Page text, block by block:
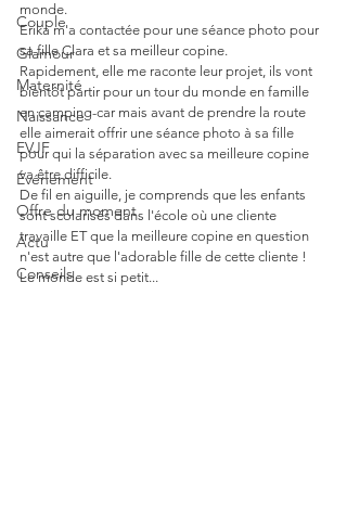
Couple
Glamour
Maternité
Naissance
EVJF
Événement
Offre du moment
Actu
Conseils
monde.
Erika m'a contactée pour une séance photo pour
sa fille Clara et sa meilleur copine.
Rapidement, elle me raconte leur projet, ils vont
bientôt partir pour un tour du monde en famille
en camping-car mais avant de prendre la route
elle aimerait offrir une séance photo à sa fille
pour qui la séparation avec sa meilleure copine
va être difficile.
De fil en aiguille, je comprends que les enfants
sont scolarisés dans l'école où une cliente
travaille ET que la meilleure copine en question
n'est autre que l'adorable fille de cette cliente !
Le monde est si petit...